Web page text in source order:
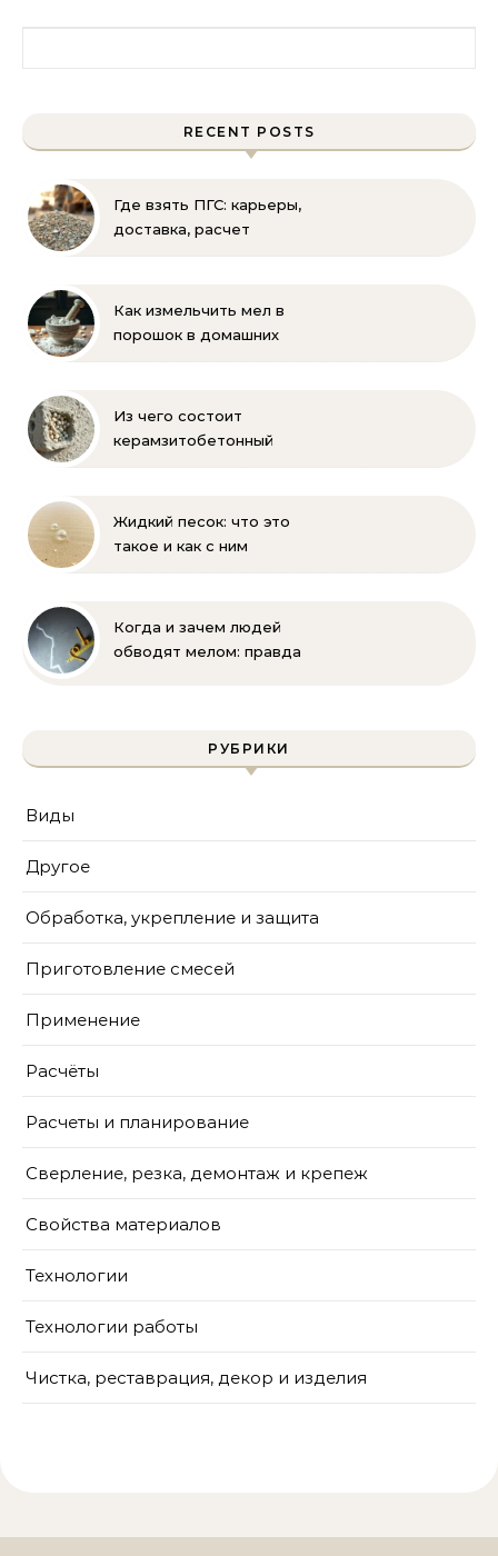
RECENT POSTS
Где взять ПГС: карьеры,
доставка, расчет
Как измельчить мел в
порошок в домашних
проверенные способы
Из чего состоит
керамзитобетонный
Жидкий песок: что это
такое и как с ним
Когда и зачем людей
обводят мелом: правда
РУБРИКИ
Виды
Другое
Обработка, укрепление и защита
Приготовление смесей
Применение
Расчёты
Расчеты и планирование
Сверление, резка, демонтаж и крепеж
Свойства материалов
Технологии
Технологии работы
Чистка, реставрация, декор и изделия